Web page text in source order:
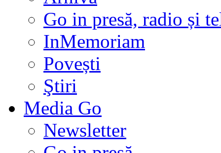
Go in presă, radio și
InMemoriam
Povești
Ştiri
Media Go
Newsletter